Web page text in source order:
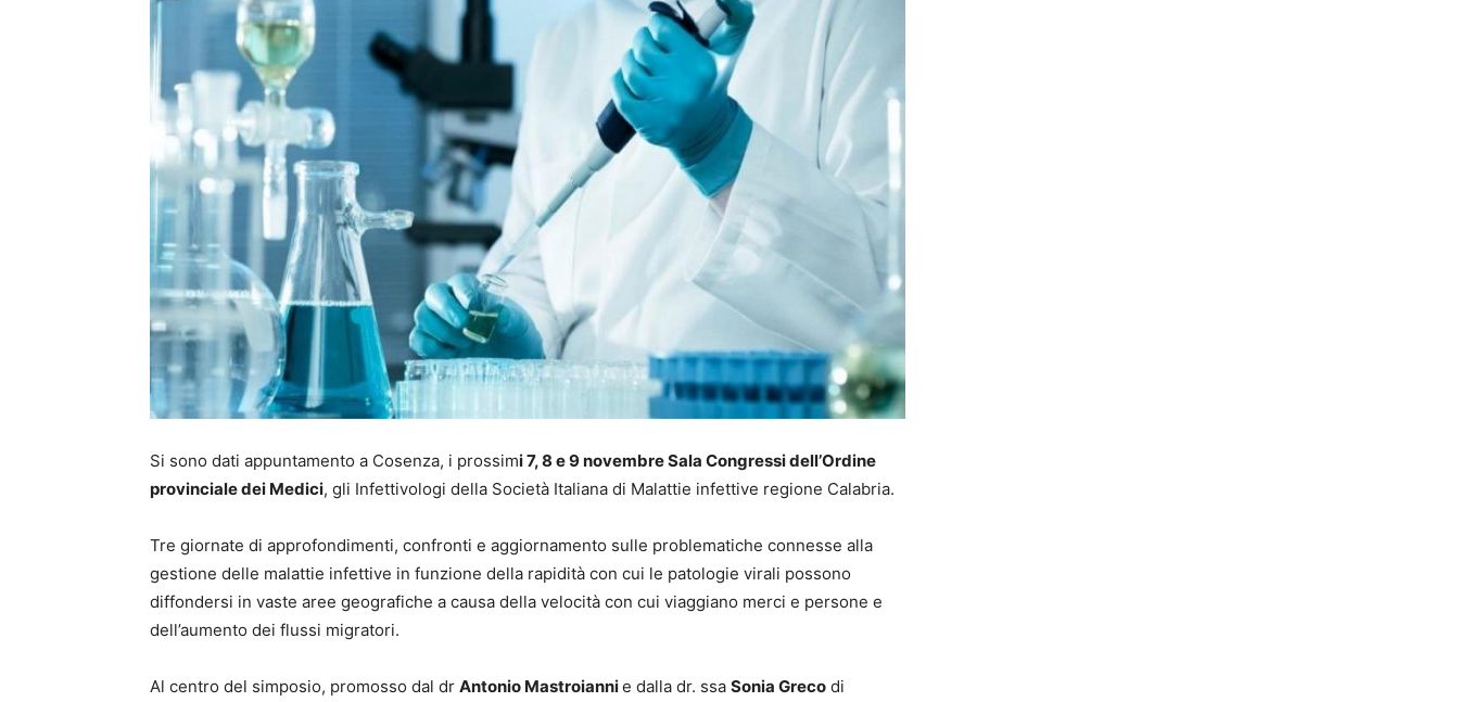
Si sono dati appuntamento a Cosenza, i prossimi 7, 8 e 9 novembre Sala Congressi dell’Ordine
provinciale dei Medici, gli Infettivologi della Società Italiana di Malattie infettive regione Calabria.
Tre giornate di approfondimenti, confronti e aggiornamento sulle problematiche connesse alla
gestione delle malattie infettive in funzione della rapidità con cui le patologie virali possono
diffondersi in vaste aree geografiche a causa della velocità con cui viaggiano merci e persone e
dell’aumento dei flussi migratori.
Al centro del simposio, promosso dal dr Antonio Mastroiannie dalla dr. ssa Sonia Greco di